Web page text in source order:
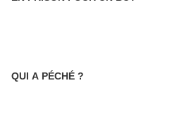
QUI A PÉCHÉ ?